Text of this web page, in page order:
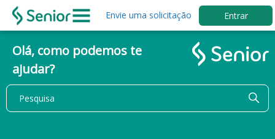
Envie uma solicitação Entrar
Olá, como podemos te
ajudar?